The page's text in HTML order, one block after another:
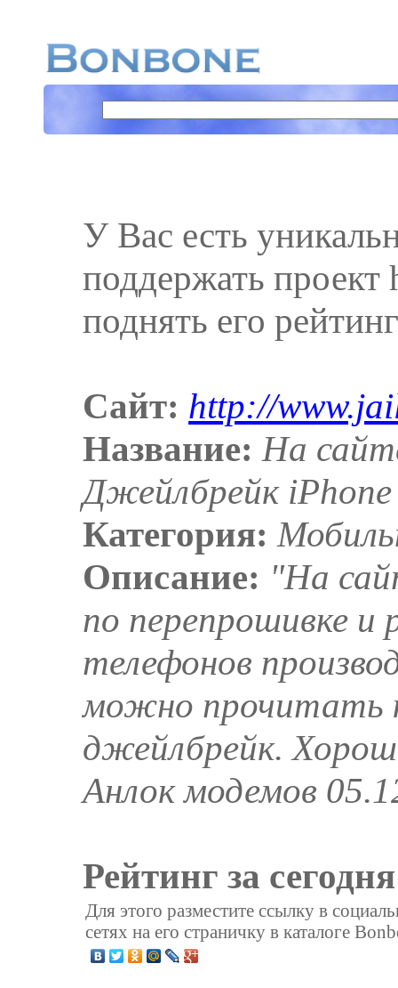
У Вас есть
поддержать
поднять его
Сайт: http://
Название: На
Джейлбрейк
Категория:
Описание: "На
по перепрошивке и
телефонов
можно прочитать
джейлбрейк.
Анлок модемов
Рейтинг за
Для этого разместите ссылку в
сетях на его страничку в каталоге